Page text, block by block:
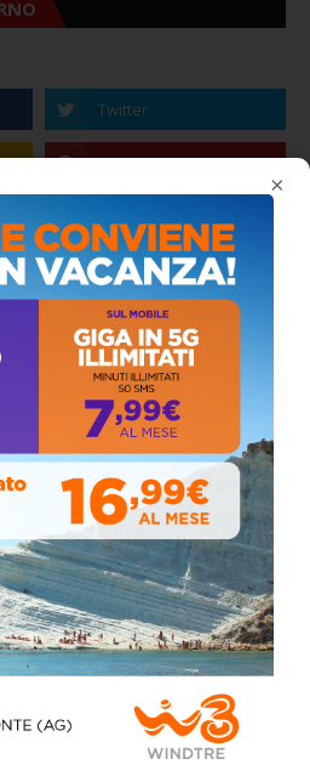
×
entra nella Strada degli
a Siculiana (VIDEO)
30, 2026
covid nella provincia agrigentina,
05, 2021
entra nella Strada degli
a Siculiana
30, 2026
2026 – COMUNE DI
del 1° Maggio 2026 in